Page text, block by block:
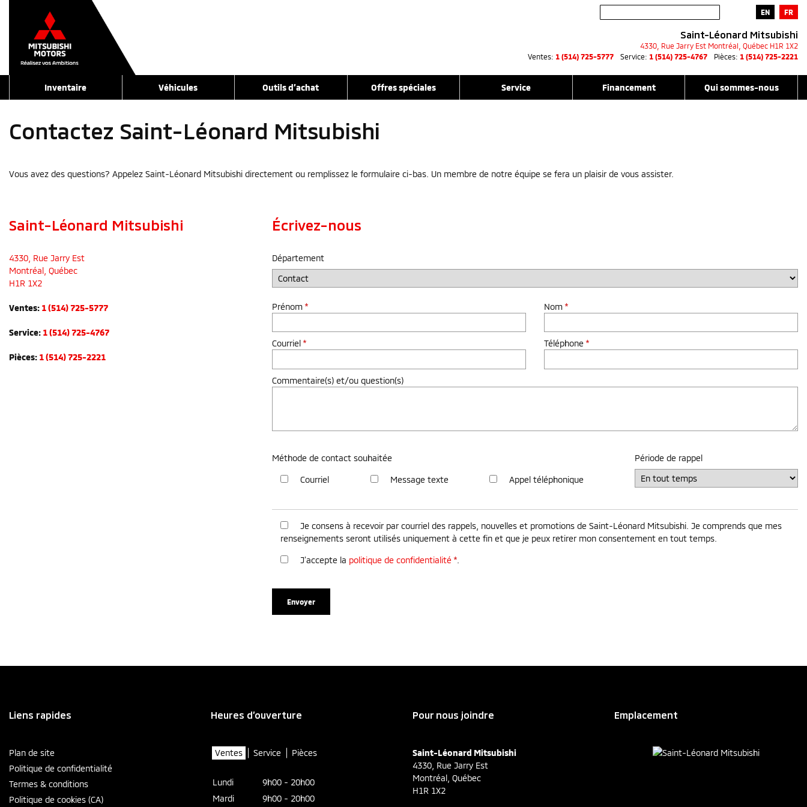
EN FR
Saint-Léonard Mitsubishi
4330, Rue Jarry Est Montréal Québec H1R 1X2
Ventes: 1 (514) 725-5777 Service: 1 (514) 725-4767 Pièces: 1 (514) 725-2221
Inventaire Véhicules Outils d’achat Offres spéciales Service Financement Qui sommes-nous
Contactez Saint-Léonard Mitsubishi
Vous avez des questions? Appelez Saint-Léonard Mitsubishi directement ou remplissez le formulaire ci-bas. Un membre de notre équipe se fera un plaisir de vous assister.
Saint-Léonard Mitsubishi
4330, Rue Jarry Est
Montréal Québec
H1R 1X2
Ventes: 1 (514) 725-5777
Service: 1 (514) 725-4767
Pièces: 1 (514) 725-2221
Écrivez-nous
Département
Prénom * Nom *
Courriel * Téléphone *
Commentaire(s) et/ou question(s)
Méthode de contact souhaitée
Courriel Message texte Appel téléphonique
Période de rappel
Je consens à recevoir par courriel des rappels, nouvelles et promotions de Saint-Léonard Mitsubishi. Je comprends que mes
renseignements seront utilisés uniquement à cette fin et que je peux retirer mon consentement en tout temps.
J’accepte la politique de confidentialité *.
Liens rapides
Plan de site
Politique de confidentialité
Termes & conditions
Politique de cookies (CA)
Heures d’ouverture
Ventes Service Pièces
Lundi
9h00 - 20h00
Mardi
9h00 - 20h00
Pour nous joindre
Saint-Léonard Mitsubishi
4330, Rue Jarry Est
Montréal Québec
H1R 1X2
Emplacement